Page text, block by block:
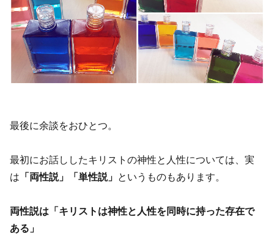
最後に余談をおひとつ。
最初にお話ししたキリストの神性と人性については、実
は 「両性説」「単性説」 というものもあります。
両性説は「キリストは神性と人性を同時に持った存在で
ある」